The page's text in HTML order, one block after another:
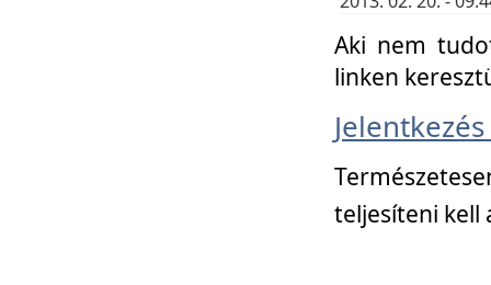
Aki nem
linken
Jelentkezés
teljesíteni kell